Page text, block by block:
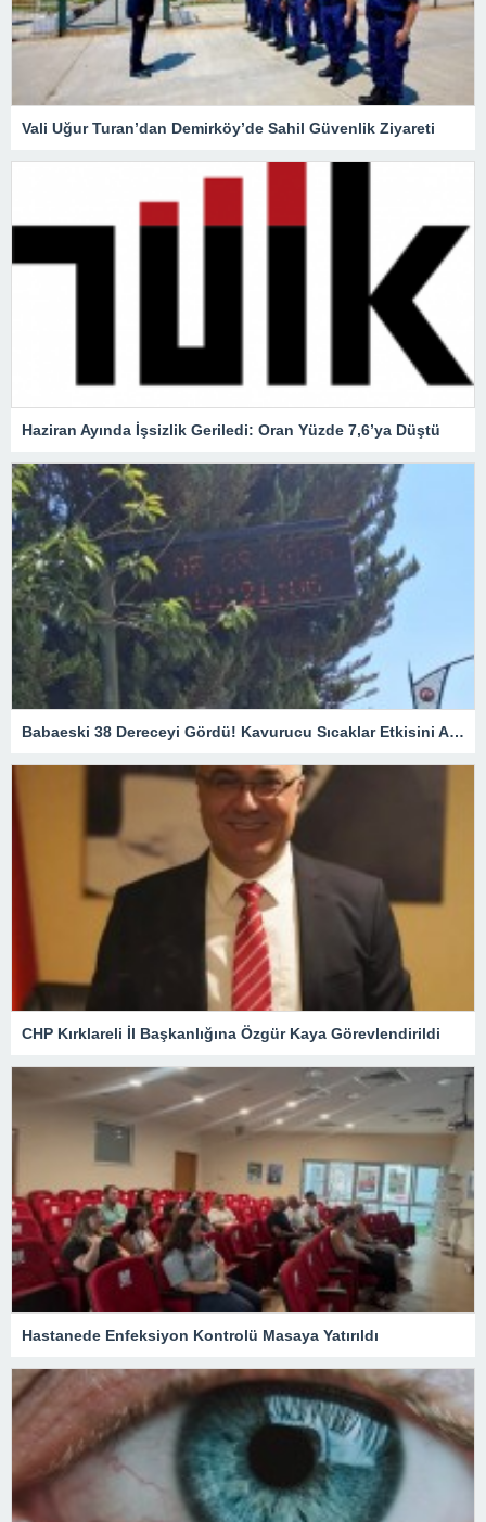
Vali Uğur Turan’dan Demirköy’de Sahil Güvenlik Ziyareti
Haziran Ayında İşsizlik Geriledi: Oran Yüzde 7,6’ya Düştü
Babaeski 38 Dereceyi Gördü! Kavurucu Sıcaklar Etkisini Artırıyor
CHP Kırklareli İl Başkanlığına Özgür Kaya Görevlendirildi
Hastanede Enfeksiyon Kontrolü Masaya Yatırıldı